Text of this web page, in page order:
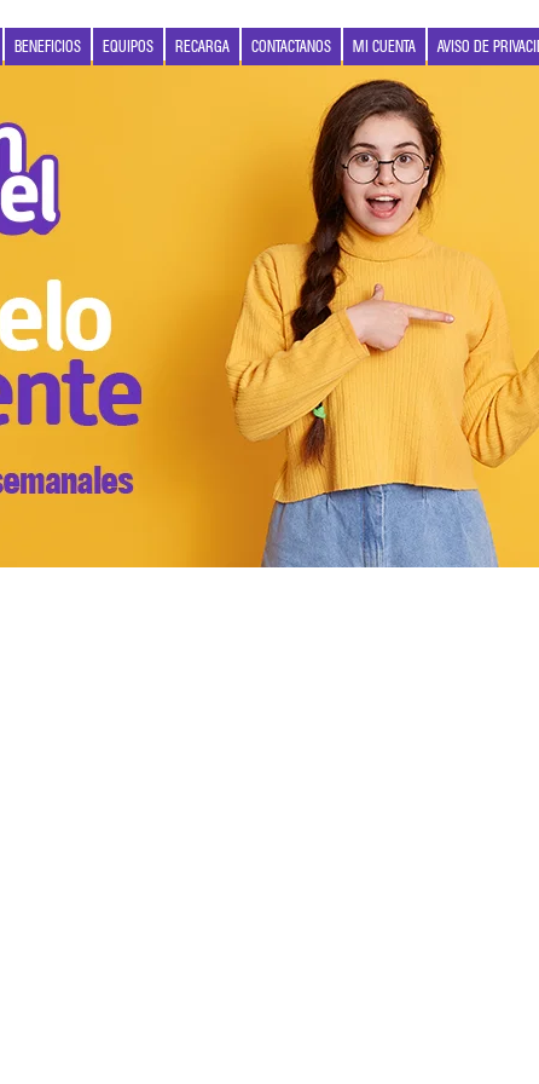
BENEFICIOS EQUIPOS RECARGA CONTACTANOS MI CUENTA AVISO DE